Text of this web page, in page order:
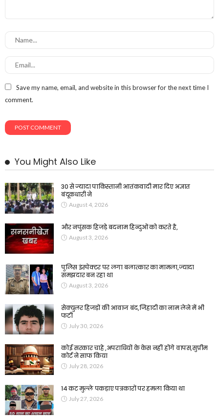
Save my name, email, and website in this browser for the next time I
comment.
You Might Also Like
30 से ज्यादा पाकिस्तानी आतंकवादी मार दिए अज्ञात
बंदूकधारी ने
August 4, 2026
और नपुंसक हिजड़े बदनाम हिन्दुओं को करते है,
August 3, 2026
पुलिस इंस्पेक्टर पर लगा बलात्कार का मामला,ज्यादा
समझदार बन रहा था
August 3, 2026
सेक्युलर हिजड़ों की आवाज बंद,जिहादी का नाम लेने में भी
फटी
July 30, 2026
कोई सरकार चाहे ,अपराधियों के केस नहीं होंगे वापस,सुप्रीम
कोर्ट ने साफ किया
July 28, 2026
14 कट मुल्ले पकड़ाए पत्रकारों पर हमला किया था
July 27, 2026